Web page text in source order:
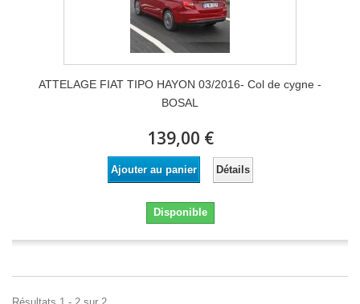
ATTELAGE FIAT TIPO HAYON 03/2016- Col de cygne -
BOSAL
139,00 €
Ajouter au panier Détails
Disponible